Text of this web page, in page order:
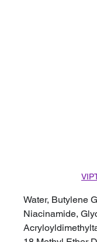
Water, Butylene
Niacinamide,